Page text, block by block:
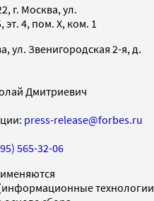
г. Москва, ул.
эт. 4, пом. X, ком. 1
ул. Звенигородская 2-я, д.
Дмитриевич
press-release@forbes.ru
565-32-06
технологии